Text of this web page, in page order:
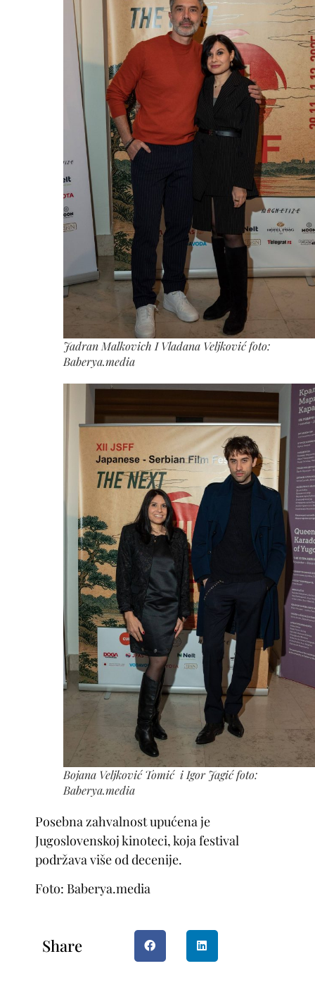
Jadran Malkovich I Vladana Veljković foto:
Baberya.media
Bojana Veljković Tomić i Igor Jagić foto:
Baberya.media
Posebna zahvalnost upućena je
Jugoslovenskoj kinoteci, koja festival
podržava više od decenije.
Foto: Baberya.media
Share